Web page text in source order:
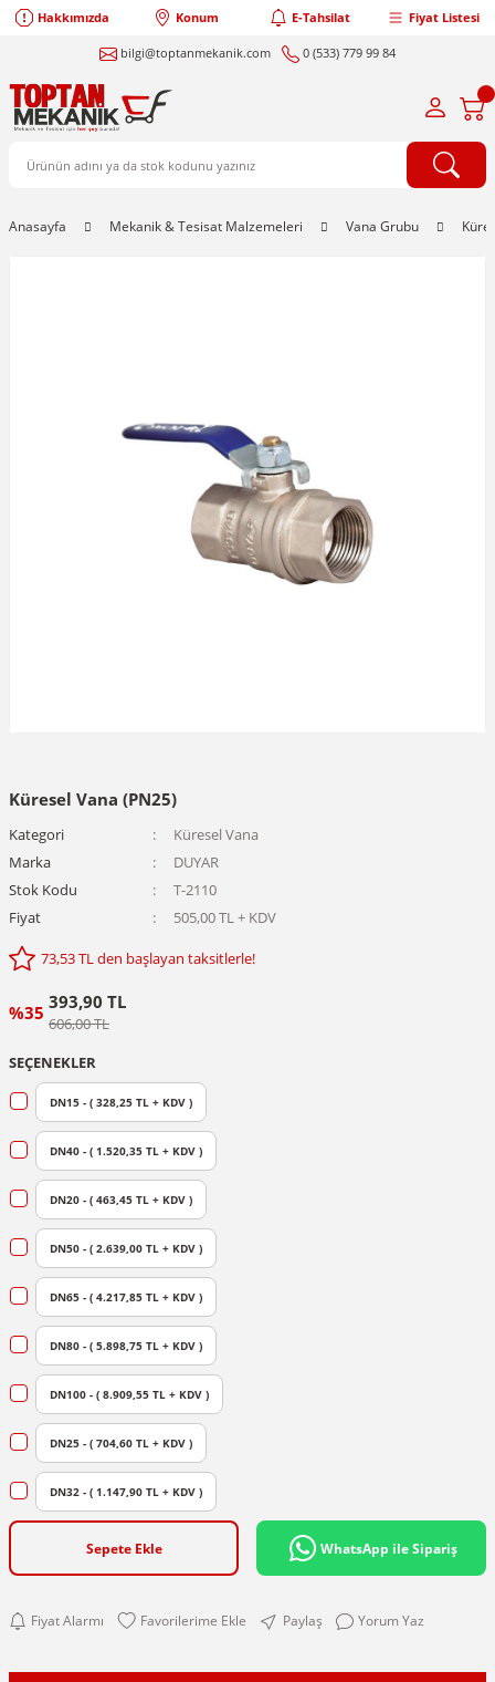
Hakkımızda Konum E-Tahsilat Fiyat Listesi
bilgi@toptanmekanik.com 0 (533) 779 99 84
Anasayfa Mekanik & Tesisat Malzemeleri Vana Grubu
Küresel Vana (PN25)
Kategori
Küresel Vana
Marka
DUYAR
Stok Kodu
T-2110
Fiyat
505,00 TL + KDV
73,53 TL den başlayan taksitlerle!
%35 393,90 TL
606,00 TL
SEÇENEKLER
DN15 - ( 328,25 TL + KDV )
DN40 - ( 1.520,35 TL + KDV )
DN20 - ( 463,45 TL + KDV )
DN50 - ( 2.639,00 TL + KDV )
DN65 - ( 4.217,85 TL + KDV )
DN80 - ( 5.898,75 TL + KDV )
DN100 - ( 8.909,55 TL + KDV )
DN25 - ( 704,60 TL + KDV )
DN32 - ( 1.147,90 TL + KDV )
Sepete Ekle WhatsApp ile Sipariş
Fiyat Alarmı Paylaş Yorum Yaz